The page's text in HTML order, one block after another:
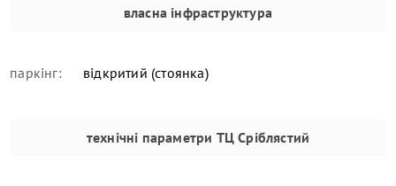
власна інфраструктура
паркінг: відкритий (стоянка)
технічні параметри ТЦ Сріблястий